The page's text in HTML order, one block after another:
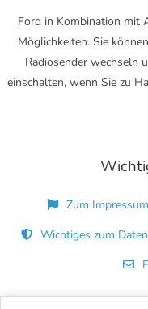
Ford in Kombination mit
Möglichkeiten. Sie
Radiosender wechseln
einschalten, wenn Sie zu
Zum Impressum
Wichtiges zum